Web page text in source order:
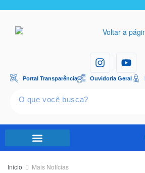
Portal Transparência Ouvidoria Geral
Início Mais Notícias